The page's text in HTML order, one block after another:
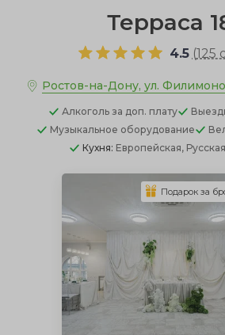
Терраса
4.5 (125
Ростов-на-Дону, ул.
Алкоголь за доп. плату
Музыкальное оборудование
Кухня: Европейская,
Подарок за